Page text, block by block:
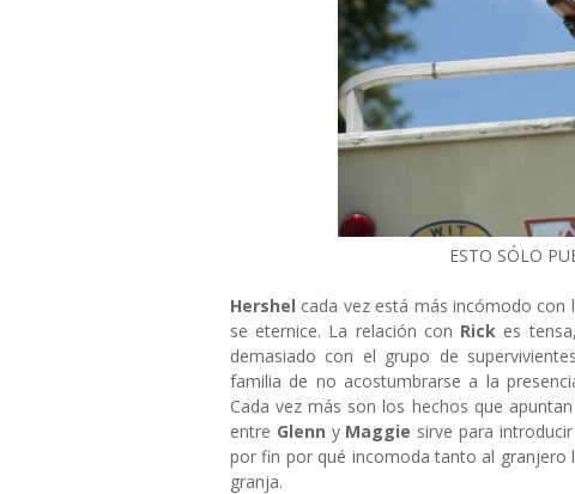
ESTO SÓLO
Hershel cada vez está más incómodo con
se eternice. La relación con Rick es
demasiado con el grupo de
familia de no acostumbrarse a la
Cada vez más son los hechos que
entre Glenn y Maggie sirve para
por fin por qué incomoda tanto al granjero
granja.